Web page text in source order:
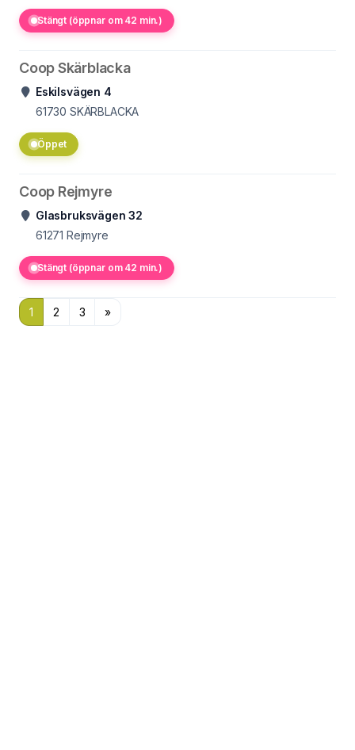
Stängt (öppnar om 42 min.)
Coop Skärblacka
Eskilsvägen 4
61730 SKÄRBLACKA
Öppet
Coop Rejmyre
Glasbruksvägen 32
61271 Rejmyre
Stängt (öppnar om 42 min.)
1 2 3 »